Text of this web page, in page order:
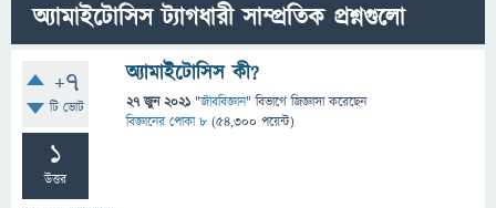
অ্যামাইটোসিস ট্যাগধারী সাম্প্রতিক প্রশ্নগুলো
+7
টি ভোট
1
উত্তর
অ্যামাইটোসিস কী?
27 জুন 2021 "জীববিজ্ঞান" বিভাগে জিজ্ঞাসাকরেছেন
বিজ্ঞানের পোকা ৮ (54,300 পয়েন্ট)